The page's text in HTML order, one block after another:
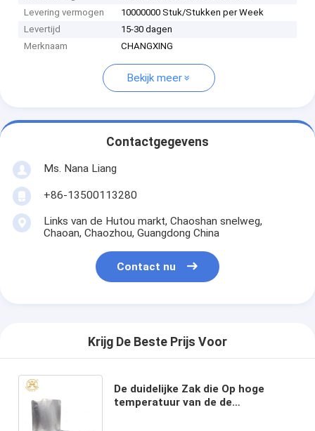
Levering vermogen
10000000 Stuk/Stukken per Week
Levertijd
15-30 dagen
Merknaam
CHANGXING
Bekijk meer
Contactgegevens
Ms. Nana Liang
+86-13500113280
Links van de Hutou markt, Chaoshan snelweg,
Chaoan, Chaozhou, Guangdong China
Contact nu
Krijg De Beste Prijs Voor
De duidelijke Zak die Op hoge
temperatuur van de de